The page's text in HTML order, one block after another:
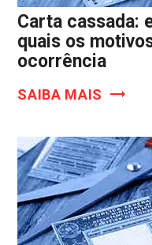
Carta cassada:
quais os
ocorrência
SAIBA MAIS